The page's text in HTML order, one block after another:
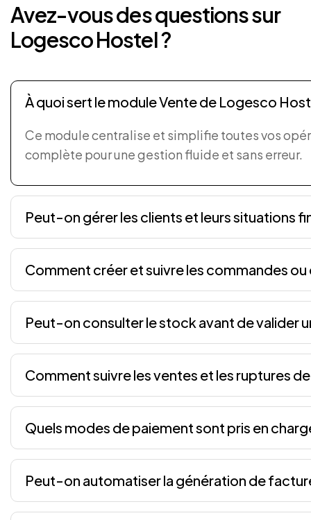
Avez-vousdesquestionssur
LogescoHostel?
À quoi sert le module Vente de Logesco
Ce module centralise et simplifie toutes vos
complète pour une gestion fluide et sans erreur.
Peut-on gérer les clients et leurs situations
Comment créer et suivre les commandes ou
Peut-on consulter le stock avant de valider
Comment suivre les ventes et les ruptures
Quels modes de paiement sont pris en
Peut-on automatiser la génération de